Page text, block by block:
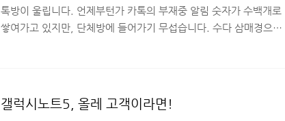
톡방이 울립니다. 언제부턴가 카톡의 부재중 알림 숫자가 수백개로
쌓여가고 있지만, 단체방에 들어가기 무섭습니다. 수다 삼매경으로
간단히 연락 오지만, 퇴근 후나 휴가 기간에 연락오는 경우는 거~의
없습니다. 하지만 직장인들이 많이 가는 커뮤니티를 가면 카톡 단체
갤럭시노트5, 올레 고객이라면!